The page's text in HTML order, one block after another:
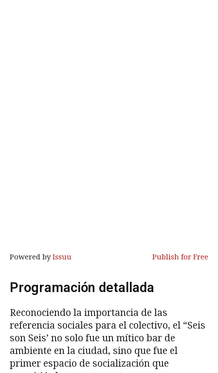
Powered byIssuu Publish for Free
Programación detallada
Reconociendo la importancia de las
referencia sociales para el colectivo, el “Seis
son Seis’ no solo fue un mítico bar de
ambiente en la ciudad, sino que fue el
primer espacio de socialización que